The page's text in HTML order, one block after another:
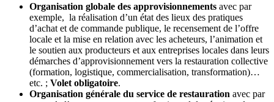
Organisation globale des approvisionnements avec par
exemple, la réalisation d’un état des lieux des pratiques
d’achat et de commande publique, le recensement de l’offre
locale et la mise en relation avec les acheteurs, l’animation et
le soutien aux producteurs et aux entreprises locales dans leurs
démarches d’approvisionnement vers la restauration collective
(formation, logistique, commercialisation, transformation)…
etc. ; Volet obligatoire.
Organisation générale du service de restauration avec par